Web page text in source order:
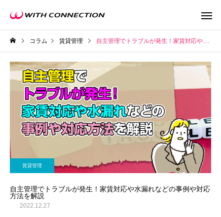
不動産買取
ウィズの利益還元
コラム 賃貸管理 自主管理でトラブルが発生！家賃対応や水漏れなどの事例や対応方法を解説
賃貸管理
自主管理でトラブルが発生！家賃対応や水漏れなどの事例や対応
方法を解説
2022.12.27